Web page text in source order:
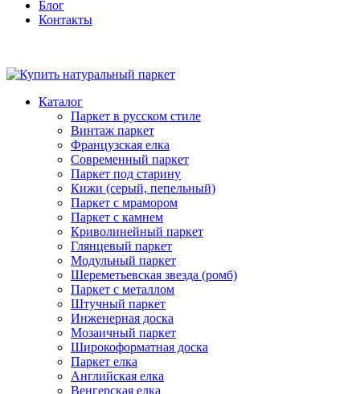
Блог
Контакты
Каталог
Паркет в русском стиле
Винтаж паркет
Французская елка
Современный паркет
Паркет под старину
Кижи (серый, пепельный)
Паркет с мрамором
Паркет с камнем
Криволинейный паркет
Глянцевый паркет
Модульный паркет
Шереметьевская звезда (ромб)
Паркет с металлом
Штучный паркет
Инженерная доска
Мозаичный паркет
Широкоформатная доска
Паркет елка
Английская елка
Венгерская елка